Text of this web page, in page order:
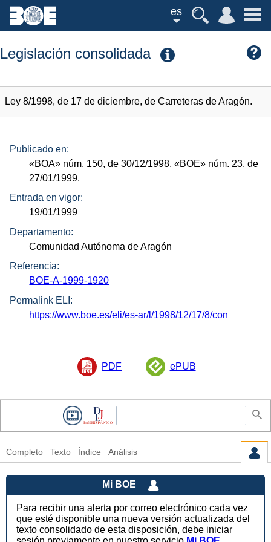
es
Legislación consolidada
Ley 8/1998, de 17 de diciembre, de Carreteras de Aragón.
Publicado en:
«BOA» núm. 150, de 30/12/1998,«BOE» núm. 23, de
27/01/1999.
Entrada en vigor:
19/01/1999
Departamento:
Comunidad Autónoma de Aragón
Referencia:
BOE-A-1999-1920
Permalink ELI:
https://www.boe.es/eli/es-ar/l/1998/12/17/8/con
PDF ePUB
Completo Texto Índice Análisis
Mi BOE
Para recibir una alerta por correo electrónico cada vez
que esté disponible una nueva versión actualizada del
texto consolidado de esta disposición, debe iniciar